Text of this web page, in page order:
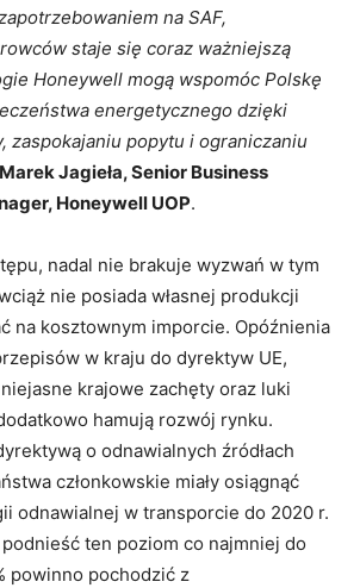
na SAF,
staje się coraz ważniejszą
Honeywell mogą wspomóc Polskę
energetycznego dzięki
zaspokajaniu popytu i ograniczaniu
Marek Jagieła, Senior Business
Honeywell UOP.
nadal nie brakuje wyzwań w tym
nie posiada własnej produkcji
na kosztownym imporcie. Opóźnienia
w kraju do dyrektyw UE,
krajowe zachęty oraz luki
hamują rozwój rynku.
o odnawialnych źródłach
członkowskie miały osiągnąć
odnawialnej w transporcie do 2020 r.
ten poziom co najmniej do
powinno pochodzić z